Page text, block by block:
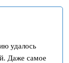
удалось
Даже самое